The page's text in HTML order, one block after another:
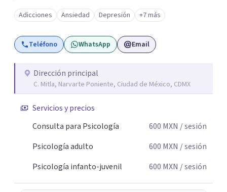
Adicciones Ansiedad Depresión +7 más
Teléfono WhatsApp Email
Dirección principal
C. Mitla, Narvarte Poniente, Ciudad de México, CDMX
Servicios y precios
Consulta para Psicología
600 MXN / sesión
Psicología adulto
600 MXN / sesión
Psicología infanto-juvenil
600 MXN / sesión